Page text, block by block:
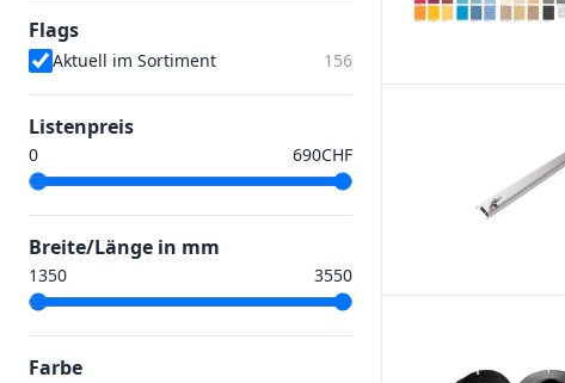
Flags
Aktuell im Sortiment 156
Listenpreis
CHF
Breite/Länge in mm
Farbe